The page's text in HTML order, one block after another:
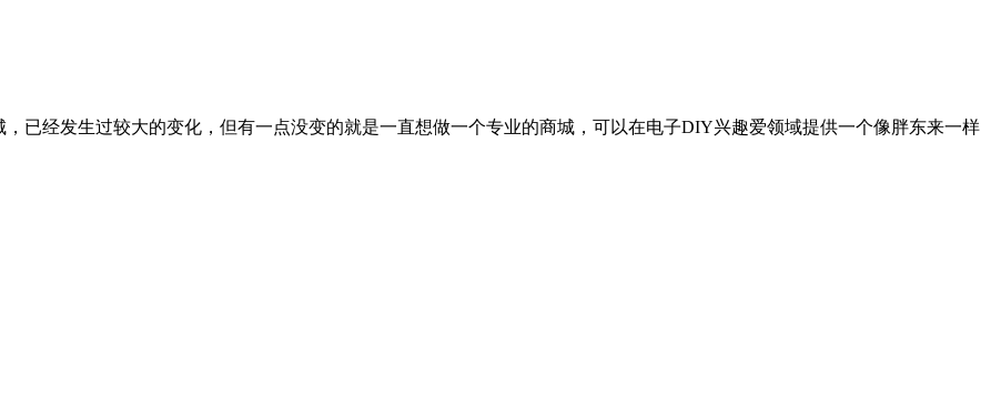
已经发生过较大的变化，但有一点没变的就是一直想做一个专业的商城，可以在电子DIY兴趣爱领域提供一个像胖东来一样